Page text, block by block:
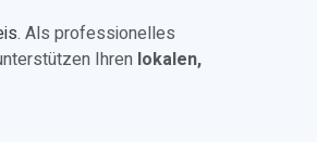
. Als professionelles
Ihren lokalen,